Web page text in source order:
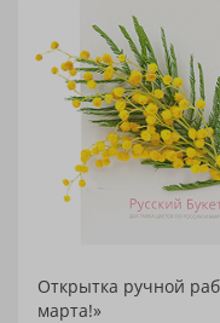
Открытка ручной
марта!»